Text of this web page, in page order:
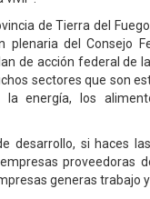
de Tierra del
plenaria del Consejo
de acción federal de
sectores que son
energía, los
desarrollo, si haces
proveedoras
generas trabajo